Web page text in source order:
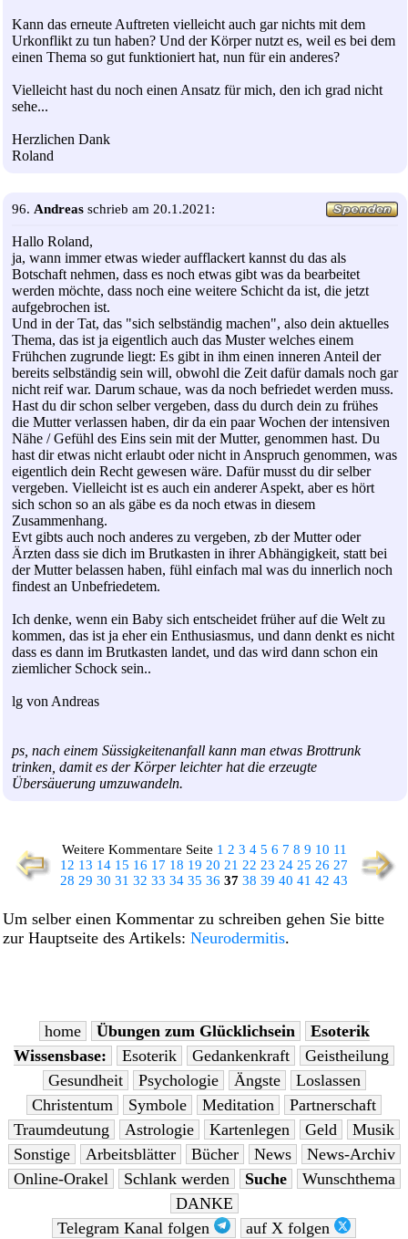
Kann das erneute Auftreten vielleicht auch gar nichts mit dem
Urkonflikt zu tun haben? Und der Körper nutzt es, weil es bei dem
einen Thema so gut funktioniert hat, nun für ein anderes?
Vielleicht hast du noch einen Ansatz für mich, den ich grad nicht
sehe...
Herzlichen Dank
Roland
96. Andreas schrieb am 20.1.2021:
Hallo Roland,
ja, wann immer etwas wieder aufflackert kannst du das als
Botschaft nehmen, dass es noch etwas gibt was da bearbeitet
werden möchte, dass noch eine weitere Schicht da ist, die jetzt
aufgebrochen ist.
Und in der Tat, das "sich selbständig machen", also dein aktuelles
Thema, das ist ja eigentlich auch das Muster welches einem
Frühchen zugrunde liegt: Es gibt in ihm einen inneren Anteil der
bereits selbständig sein will, obwohl die Zeit dafür damals noch gar
nicht reif war. Darum schaue, was da noch befriedet werden muss.
Hast du dir schon selber vergeben, dass du durch dein zu frühes
die Mutter verlassen haben, dir da ein paar Wochen der intensiven
Nähe / Gefühl des Eins sein mit der Mutter, genommen hast. Du
hast dir etwas nicht erlaubt oder nicht in Anspruch genommen, was
eigentlich dein Recht gewesen wäre. Dafür musst du dir selber
vergeben. Vielleicht ist es auch ein anderer Aspekt, aber es hört
sich schon so an als gäbe es da noch etwas in diesem
Zusammenhang.
Evt gibts auch noch anderes zu vergeben, zb der Mutter oder
Ärzten dass sie dich im Brutkasten in ihrer Abhängigkeit, statt bei
der Mutter belassen haben, fühl einfach mal was du innerlich noch
findest an Unbefriedetem.
Ich denke, wenn ein Baby sich entscheidet früher auf die Welt zu
kommen, das ist ja eher ein Enthusiasmus, und dann denkt es nicht
dass es dann im Brutkasten landet, und das wird dann schon ein
ziemlicher Schock sein..
lg von Andreas
ps, nach einem Süssigkeitenanfall kann man etwas Brottrunk
trinken, damit es der Körper leichter hat die erzeugte
Übersäuerung umzuwandeln.
Weitere Kommentare Seite 1 2 3 4 5 6 7 8 9 10 11
12 13 14 15 16 17 18 19 20 21 22 23 24 25 26 27
28 29 30 31 32 33 34 35 36 37 38 39 40 41 42 43
Um selber einen Kommentar zu schreiben gehen Sie bitte
zur Hauptseite des Artikels: Neurodermitis.
home Übungen zum Glücklichsein
Esoterik
Wissensbase:
Esoterik Gedankenkraft
Geistheilung
Gesundheit
Psychologie Ängste
Loslassen
Christentum
Symbole Meditation
Partnerschaft
Traumdeutung
Astrologie Kartenlegen Geld
Musik
Sonstige
Arbeitsblätter Bücher News
News-Archiv
Online-Orakel
Schlank werden Suche
Wunschthema
DANKE
Telegram Kanal folgen
auf X folgen